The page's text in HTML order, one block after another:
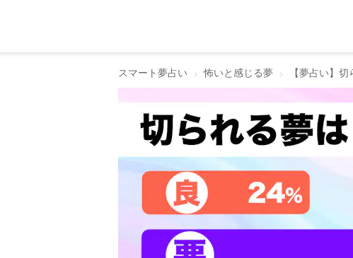
スマート夢占い 怖いと感じる夢 【夢占い】